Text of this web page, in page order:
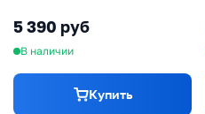
5 390 руб
В наличии
Купить